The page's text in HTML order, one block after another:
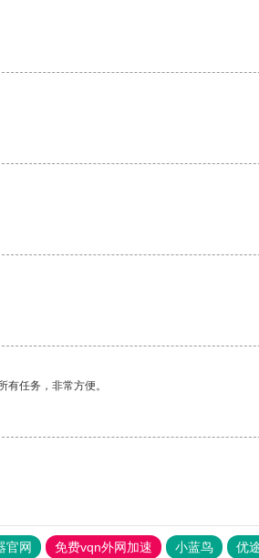
任务，非常方便。
官网 免费vqn外网加速 小蓝鸟 优